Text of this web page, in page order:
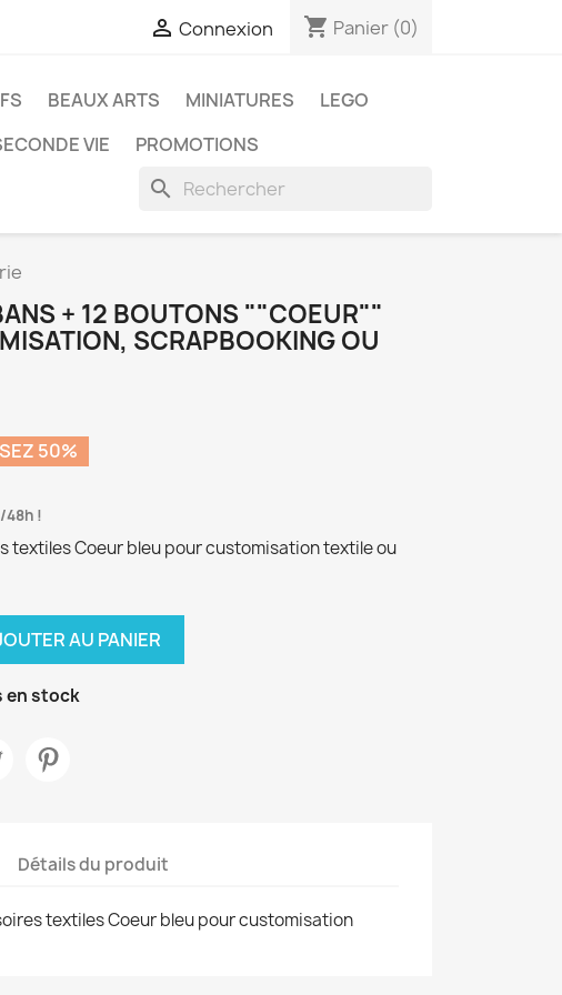
 Connexion shopping_cart Panier (0)
BEAUX ARTS MINIATURES
LEGO
VIE PROMOTIONS
search
+ 12 BOUTONS ""COEUR""
SCRAPBOOKING OU
50%
48h !
textiles Coeur bleu pour customisation textile ou
AU PANIER
en stock
Détails du produit
textiles Coeur bleu pour customisation